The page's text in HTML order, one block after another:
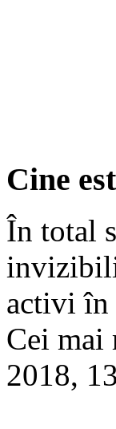
Cine
În total
invizibili
activi în
Cei
2018,